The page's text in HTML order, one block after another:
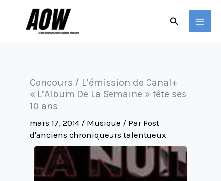
Rechercher
Concours / L’émission de Canal+
« L’Album De La Semaine » fête ses
10 ans
mars 17, 2014 / Musique / Par Post
d'anciens chroniqueurs talentueux